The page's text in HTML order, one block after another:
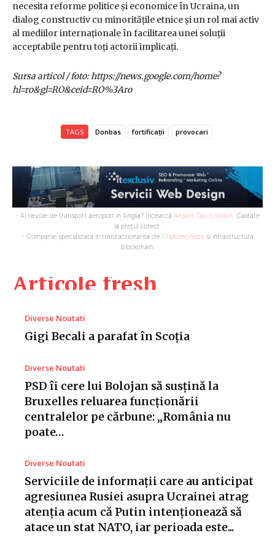
Articole fresh
Diverse Noutati
Gigi Becali a parafat în Scoția
Diverse Noutati
PSD îi cere lui Bolojan să susțină la
Bruxelles reluarea funcționării
centralelor pe cărbune: „România nu
poate…
Diverse Noutati
Serviciile de informații care au anticipat
agresiunea Rusiei asupra Ucrainei atrag
atenția acum că Putin intenționează să
atace un stat NATO, iar perioada este...
necesita reforme politice și economice în Ucraina, un
dialog constructiv cu minoritățile etnice și un rol mai activ
al mediilor internaționale în facilitarea unei soluții
acceptabile pentru toți actorii implicați.
Sursa articol / foto: https://news.google.com/home?
hl=ro&gl=RO&ceid=RO%3Aro
TAGS Donbas fortificații provocari
- Ai nevoie de transport aeroport in Anglia? Încearcă Airport Taxi London. Calitate
la prețul corect.
- Companie specializata in tranzactionarea de Criptomonede si infrastructura
blockchain.